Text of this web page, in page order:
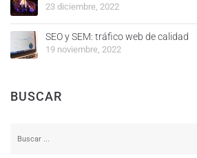
23 diciembre, 2022
SEO y SEM: tráfico web de calidad
19 noviembre, 2022
BUSCAR